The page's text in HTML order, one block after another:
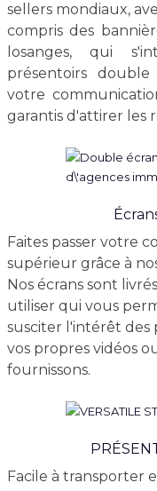
sellers mondiaux,
compris des
losanges, qui
présentoirs
votre
garantis d'attirer les
Faites passer votre
supérieur grâce à
Nos écrans sont
utiliser qui vous
susciter l'intérêt des
vos propres vidéos
fournissons.
Facile à transporter